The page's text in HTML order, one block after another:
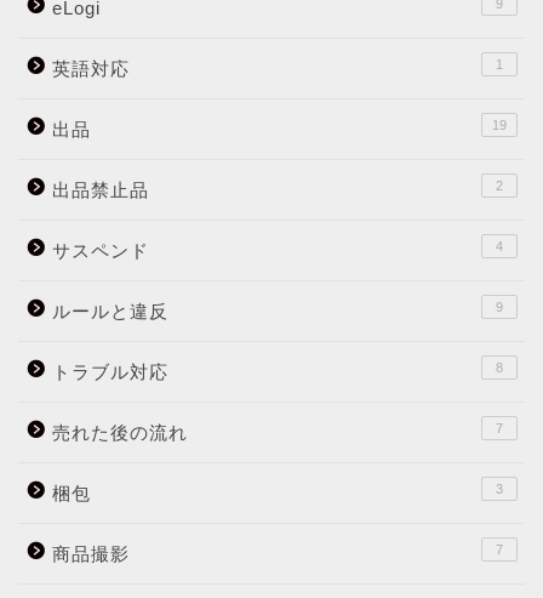
eLogi 9
英語対応 1
出品 19
出品禁止品 2
サスペンド 4
ルールと違反 9
トラブル対応 8
売れた後の流れ 7
梱包 3
商品撮影 7